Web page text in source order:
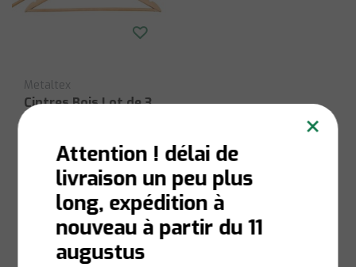
Metaltex
Cintres Bois Lot de 3
Niet op voorraad:
Contactez-nous pour la
disponibilité du stock
Afficher
×
Attention ! délai de
livraison un peu plus
long, expédition à
nouveau à partir du 11
augustus